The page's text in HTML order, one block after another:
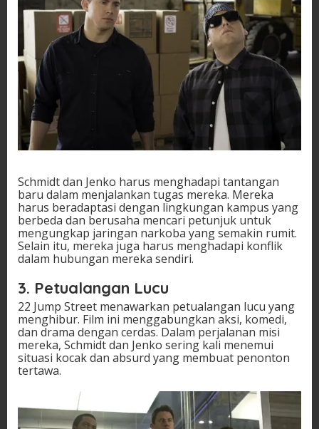
Schmidt dan Jenko harus menghadapi tantangan
baru dalam menjalankan tugas mereka. Mereka
harus beradaptasi dengan lingkungan kampus yang
berbeda dan berusaha mencari petunjuk untuk
mengungkap jaringan narkoba yang semakin rumit.
Selain itu, mereka juga harus menghadapi konflik
dalam hubungan mereka sendiri.
3. Petualangan Lucu
22 Jump Street menawarkan petualangan lucu yang
menghibur. Film ini menggabungkan aksi, komedi,
dan drama dengan cerdas. Dalam perjalanan misi
mereka, Schmidt dan Jenko sering kali menemui
situasi kocak dan absurd yang membuat penonton
tertawa.